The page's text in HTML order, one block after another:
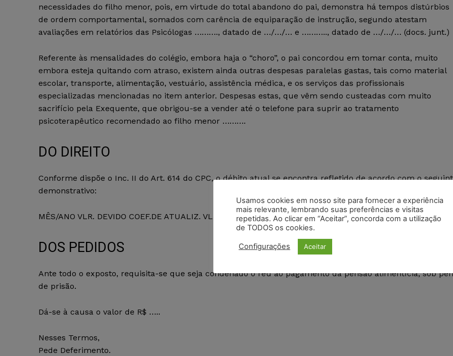
necessidades do filho menor, pois, em virtude do total abandono do pai, demonstra há tempos distúrbios
de ordem comportamental, somados com carência de equiparação de instrução, segundo atestam
avaliações em relatórios das Psicólogas ………., datado de …/…/… e ……….., datado de …/…/… (docs. junt.)
Referente às mensalidades do colégio, embora haja o “choro”, o pai concordou em tomar conta, muito
embora esteja quitando com atraso, existem ainda outras despesas paralelas gastas, tais como material
escolar, transporte, alimentação, vestuário, assistência médica, e os serviços das profissionais
especializadas mencionadas no item anterior. Despesas estas, que vêm sendo custeadas com muito
sacrifício pela Exequente, que obrigou-se a vender até o telefone para suprir ao tratamento
psicoterapêutico recomendado ao filho menor ……….
DO DIREITO
Conforme dispõe o Inc. II do Art. 614 do CPC, o débito atual se encontra refletido de acordo com o
demonstrativo:
MÊS/ANO VLR. DEVIDO COEF.DE ATUALIZ. VLR. DEV. ATUALIZADO
DOS PEDIDOS
Ante todo o exposto, requisita-se que seja condenado o réu ao pagamento da pensão alimentícia, sob
de prisão.
Dá-se à causa o valor de R$ …..
Nesses Termos,
Pede Deferimento.
Usamos cookies em nosso site para fornecer a experiência
mais relevante, lembrando suas preferências e visitas
repetidas. Ao clicar em “Aceitar”, concorda com a utilização
de TODOS os cookies.
Configurações Aceitar